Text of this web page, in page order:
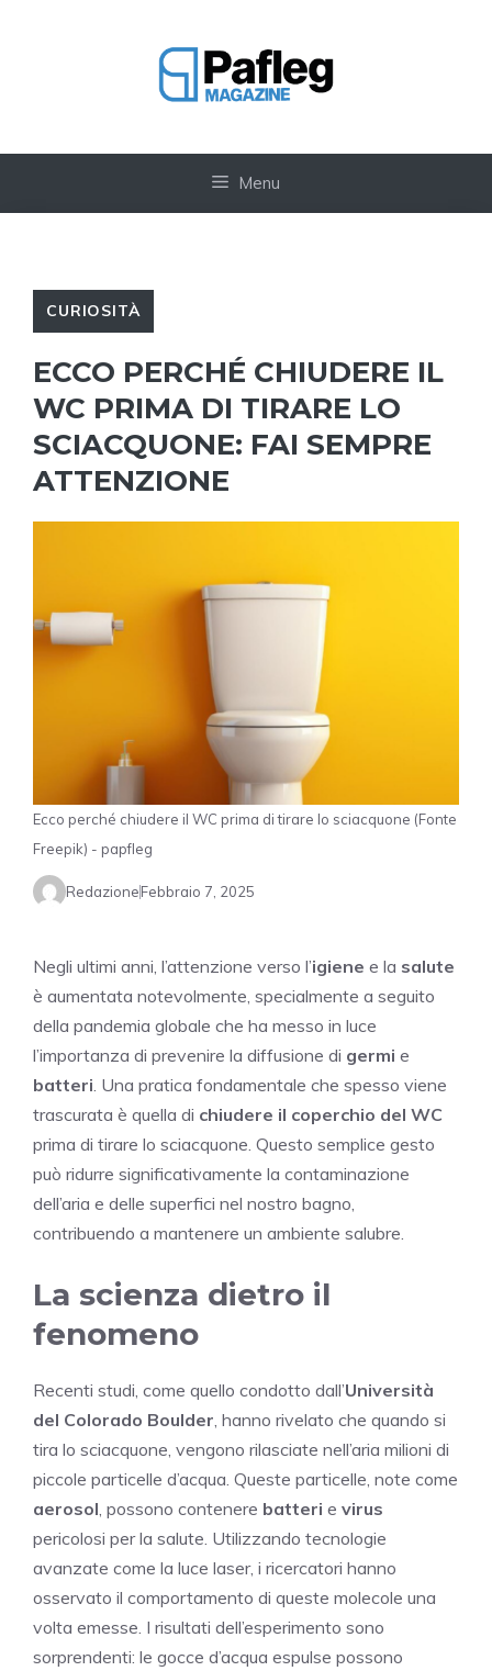
Menu
CURIOSITÀ
ECCO PERCHÉ CHIUDERE IL
WC PRIMA DI TIRARE LO
SCIACQUONE: FAI SEMPRE
ATTENZIONE
Ecco perché chiudere il WC prima di tirare lo sciacquone (Fonte
Freepik) - papfleg
RedazioneFebbraio 7, 2025
Negli ultimi anni, l’attenzione verso l’igiene e la salute
è aumentata notevolmente, specialmente a seguito
della pandemia globale che ha messo in luce
l’importanza di prevenire la diffusione di germi e
batteri. Una pratica fondamentale che spesso viene
trascurata è quella di chiudere il coperchio del WC
prima di tirare lo sciacquone. Questo semplice gesto
può ridurre significativamente la contaminazione
dell’aria e delle superfici nel nostro bagno,
contribuendo a mantenere un ambiente salubre.
La scienza dietro il
fenomeno
Recenti studi, come quello condotto dall’Università
del Colorado Boulder, hanno rivelato che quando si
tira lo sciacquone, vengono rilasciate nell’aria milioni di
piccole particelle d’acqua. Queste particelle, note come
aerosol, possono contenere batteri e virus
pericolosi per la salute. Utilizzando tecnologie
avanzate come la luce laser, i ricercatori hanno
osservato il comportamento di queste molecole una
volta emesse. I risultati dell’esperimento sono
sorprendenti: le gocce d’acqua espulse possono